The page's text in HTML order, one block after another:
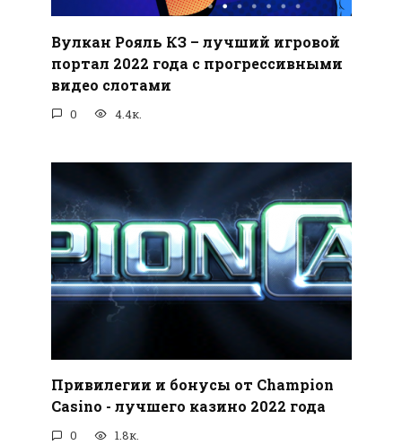
Вулкан Рояль КЗ – лучший игровой
портал 2022 года с прогрессивными
видео слотами
0 4.4к.
Привилегии и бонусы от Champion
Casino - лучшего казино 2022 года
0 1.8к.